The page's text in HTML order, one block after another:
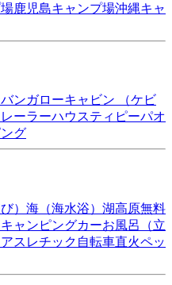
鹿児島キャンプ場沖縄キャ
バンガローキャビン （ケビ
レーラーハウスティピーパオ
グ
） 海（海水浴） 湖高原無料
キャンピングカーお風呂（立
アスレチック 自転車直火ペッ